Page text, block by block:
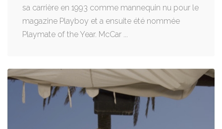
sa carrière en 1993 comme mannequin nu pour le
magazine Playboy et a ensuite été nommée
Playmate of the Year. McCar ...